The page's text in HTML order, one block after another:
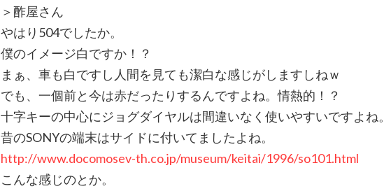
＞酢屋さん
やはり504でしたか。
僕のイメージ白ですか！？
まぁ、車も白ですし人間を見ても潔白な感じがしますしねｗ
でも、一個前と今は赤だったりするんですよね。情熱的！？
十字キーの中心にジョグダイヤルは間違いなく使いやすいですよね。
昔のSONYの端末はサイドに付いてましたよね。
http://www.docomosev-th.co.jp/museum/keitai/1996/so101.html
こんな感じのとか。